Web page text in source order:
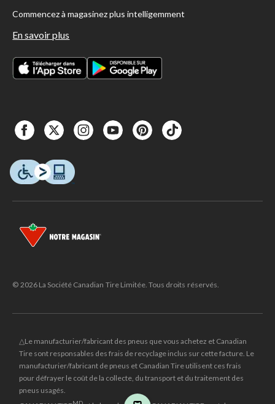
Commencez à magasinez plus intelligemment
En savoir plus
© 2026 La Société Canadian Tire Limitée. Tous droits réservés.
△Le manufacturier/fabricant des pneus que vous achetez et Canadian
Tire sont responsables des frais de recyclage inclus sur cette facture. Le
manufacturier/fabricant de pneus et Canadian Tire utilisent ces frais
pour défrayer le coût de la collecte, du transport et du traitement des
pneus usagés.